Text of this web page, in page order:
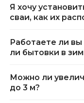
Я хочу
сваи, как их
Работаете ли
ли бытовки в
Можно ли
до 3 м?